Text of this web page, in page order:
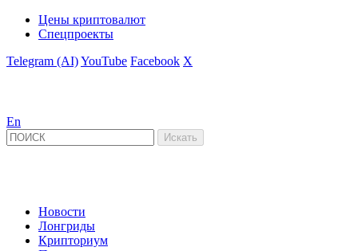
Цены криптовалют
Спецпроекты
Telegram (AI)YouTube Facebook X
En
Новости
Лонгриды
Крипториум